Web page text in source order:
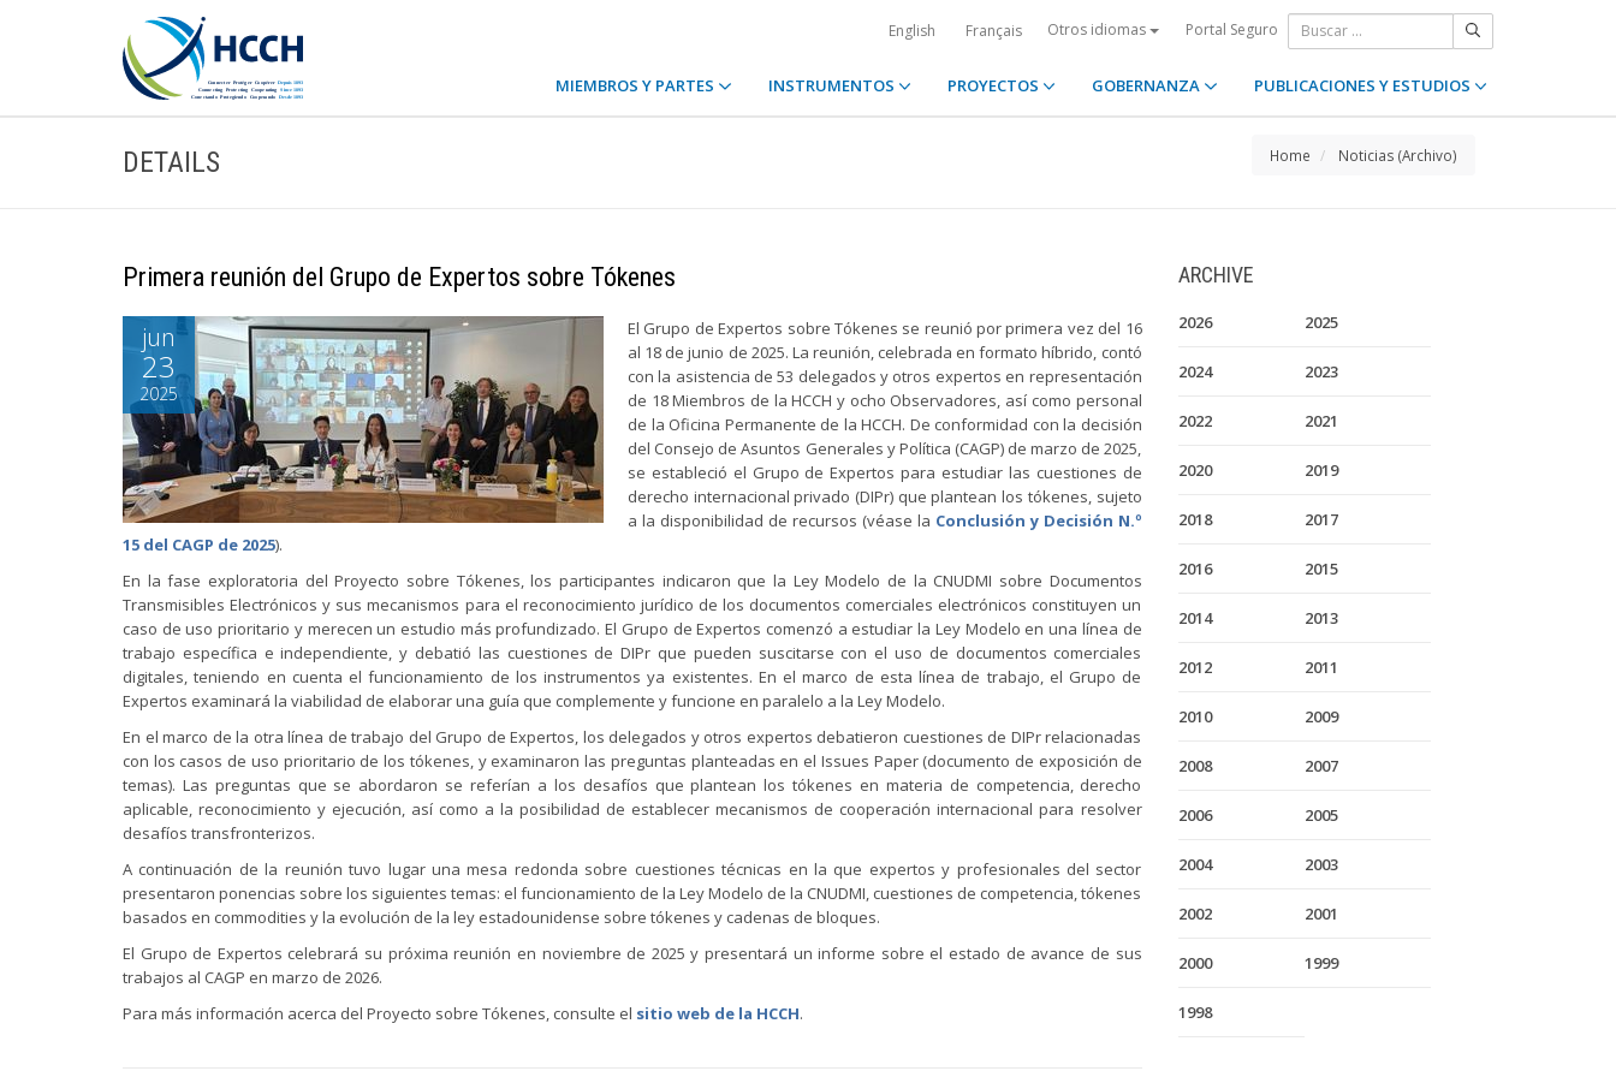
English Français Otros idiomas Portal Seguro
MIEMBROS Y PARTES INSTRUMENTOS PROYECTOS GOBERNANZA PUBLICACIONES Y ESTUDIOS
DETAILS Home Noticias (Archivo)
Primera reunión del Grupo de Expertos sobre Tókenes
jun
23
2025
El Grupo de Expertos sobre Tókenes se reunió por primera vez del 16
al 18 de junio de 2025. La reunión, celebrada en formato híbrido, contó
con la asistencia de 53 delegados y otros expertos en representación
de 18 Miembros de la HCCH y ocho Observadores, así como personal
de la Oficina Permanente de la HCCH. De conformidad con la decisión
del Consejo de Asuntos Generales y Política (CAGP) de marzo de 2025,
se estableció el Grupo de Expertos para estudiar las cuestiones de
derecho internacional privado (DIPr) que plantean los tókenes, sujeto
a la disponibilidad de recursos (véase la Conclusión y Decisión N.º
15 del CAGP de 2025).
En la fase exploratoria del Proyecto sobre Tókenes, los participantes indicaron que la Ley Modelo de la CNUDMI sobre Documentos
Transmisibles Electrónicos y sus mecanismos para el reconocimiento jurídico de los documentos comerciales electrónicos constituyen un
caso de uso prioritario y merecen un estudio más profundizado. El Grupo de Expertos comenzó a estudiar la Ley Modelo en una línea de
trabajo específica e independiente, y debatió las cuestiones de DIPr que pueden suscitarse con el uso de documentos comerciales
digitales, teniendo en cuenta el funcionamiento de los instrumentos ya existentes. En el marco de esta línea de trabajo, el Grupo de
Expertos examinará la viabilidad de elaborar una guía que complemente y funcione en paralelo a la Ley Modelo.
En el marco de la otra línea de trabajo del Grupo de Expertos, los delegados y otros expertos debatieron cuestiones de DIPr relacionadas
con los casos de uso prioritario de los tókenes, y examinaron las preguntas planteadas en el Issues Paper (documento de exposición de
temas). Las preguntas que se abordaron se referían a los desafíos que plantean los tókenes en materia de competencia, derecho
aplicable, reconocimiento y ejecución, así como a la posibilidad de establecer mecanismos de cooperación internacional para resolver
desafíos transfronterizos.
A continuación de la reunión tuvo lugar una mesa redonda sobre cuestiones técnicas en la que expertos y profesionales del sector
presentaron ponencias sobre los siguientes temas: el funcionamiento de la Ley Modelo de la CNUDMI, cuestiones de competencia, tókenes
basados en commodities y la evolución de la ley estadounidense sobre tókenes y cadenas de bloques.
El Grupo de Expertos celebrará su próxima reunión en noviembre de 2025 y presentará un informe sobre el estado de avance de sus
trabajos al CAGP en marzo de 2026.
Para más información acerca del Proyecto sobre Tókenes, consulte el sitio web de la HCCH.
ARCHIVE
2026 2025
2024 2023
2022 2021
2020 2019
2018 2017
2016 2015
2014 2013
2012 2011
2010 2009
2008 2007
2006 2005
2004 2003
2002 2001
2000 1999
1998